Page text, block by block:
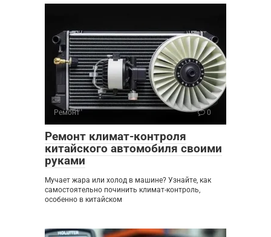
Ремонт 0
Ремонт климат-контроля
китайского автомобиля своими
руками
Мучает жара или холод в машине? Узнайте, как
самостоятельно починить климат-контроль,
особенно в китайском